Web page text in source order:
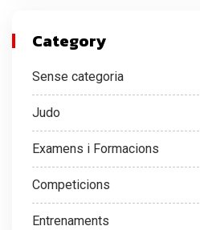
Category
Sense categoria
Judo
Examens i Formacions
Competicions
Entrenaments